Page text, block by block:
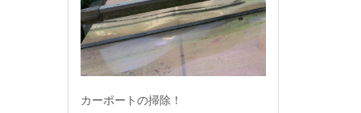
カーポートの掃除！